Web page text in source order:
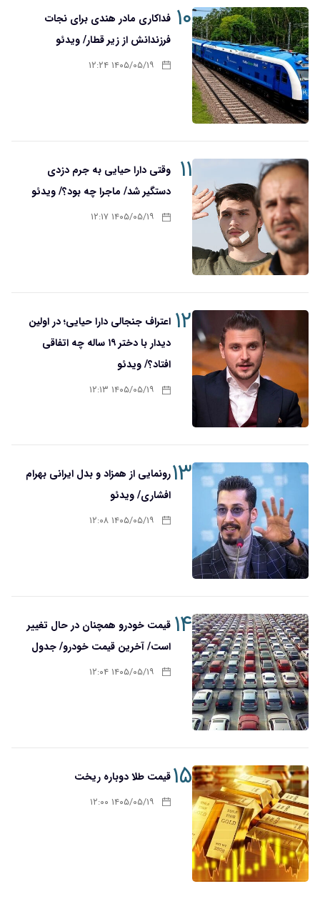
۱۰ فداکاری مادر هندی برای نجات
فرزندانش از زیر قطار/ ویدئو
۱۴۰۵/۰۵/۱۹ ۱۲:۲۴
۱۱
وقتی دارا حیایی به جرم دزدی
دستگیر شد/ ماجرا چه بود؟/ ویدئو
۱۴۰۵/۰۵/۱۹ ۱۲:۱۷
۱۲ اعتراف جنجالی دارا حیایی؛ در اولین
دیدار با دختر ۱۹ ساله چه اتفاقی
افتاد؟/ ویدئو
۱۴۰۵/۰۵/۱۹ ۱۲:۱۳
۱۳رونمایی از همزاد و بدل ایرانی بهرام
افشاری/ ویدئو
۱۴۰۵/۰۵/۱۹ ۱۲:۰۸
۱۴ قیمت‌ خودرو همچنان در حال تغییر
است/ آخرین قیمت خودرو/ جدول
۱۴۰۵/۰۵/۱۹ ۱۲:۰۴
۱۵قیمت طلا دوباره ریخت
۱۴۰۵/۰۵/۱۹ ۱۲:۰۰